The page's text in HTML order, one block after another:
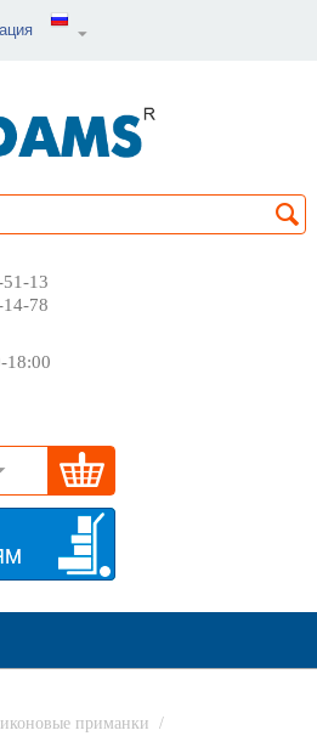
13
78
приманки
/